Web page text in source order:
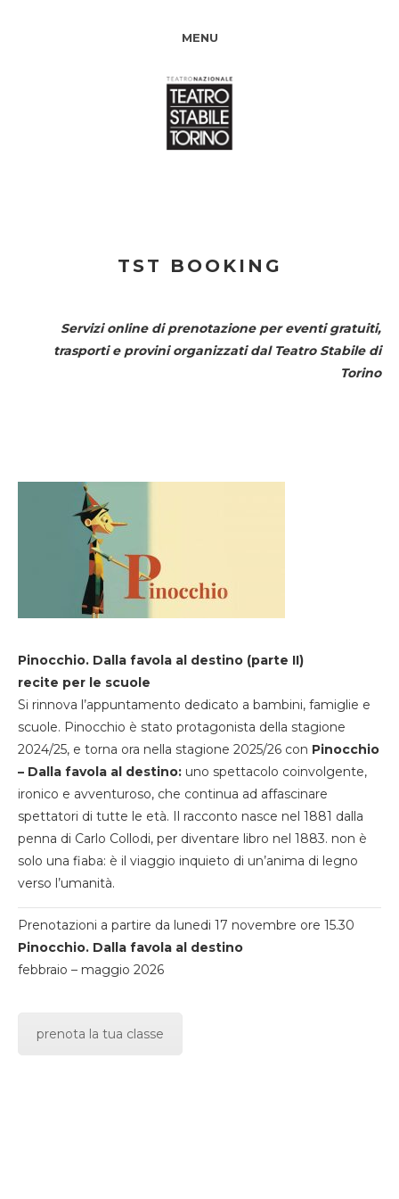
MENU
TST BOOKING
Servizi online di prenotazione per eventi gratuiti,
trasporti e provini organizzati dal Teatro Stabile di
Torino
Pinocchio. Dalla favola al destino (parte II)
recite per le scuole
Si rinnova l’appuntamento dedicato a bambini, famiglie e
scuole. Pinocchio è stato protagonista della stagione
2024/25, e torna ora nella stagione 2025/26 con Pinocchio
– Dalla favola al destino: uno spettacolo coinvolgente,
ironico e avventuroso, che continua ad affascinare
spettatori di tutte le età. Il racconto nasce nel 1881 dalla
penna di Carlo Collodi, per diventare libro nel 1883. non è
solo una fiaba: è il viaggio inquieto di un’anima di legno
verso l’umanità.
Prenotazioni a partire da lunedi 17 novembre ore 15.30
Pinocchio. Dalla favola al destino
febbraio – maggio 2026
prenota la tua classe